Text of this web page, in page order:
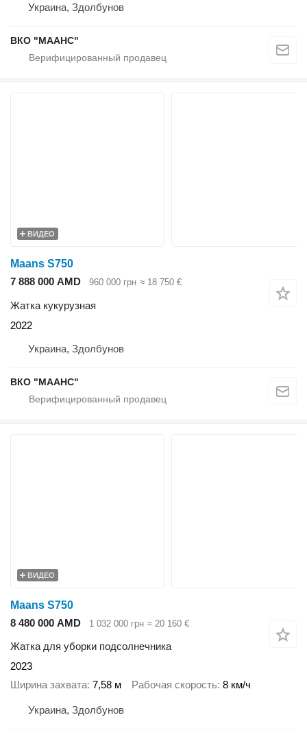
Украина, Здолбунов
ВКО "МААНС"
ВИДЕО
Maans S750
7 888 000 AMD
960 000 грн ≈ 18 750 €
Жатка кукурузная
2022
Украина, Здолбунов
ВКО "МААНС"
ВИДЕО
Maans S750
8 480 000 AMD
1 032 000 грн ≈ 20 160 €
Жатка для уборки подсолнечника
2023
Ширина захвата 7,58 м Рабочая скорость 8 км/ч
Украина, Здолбунов